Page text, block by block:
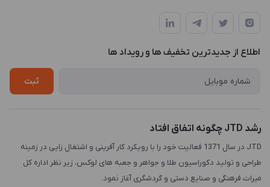
طبقه3
لیست محصولات
درباره ما
چاپ و حکاکی
طراحی سه بعدی
اطلاع از جدیدترین تخفیف ها و رویداد ها
ثبت
رشد JTD چگونه اتفاق افتاد
JTD در سال 1371 فعالیت خود را با رویکرد کار آفرینی و اشتغال زایی در زمینه
طراحی و تولید دکوراسیون طلا و جواهر و جعبه های لوکس، زیر نظر اداره کل
میراث فرهنگی و صنایع دستی و گردشگری آغاز نمود.